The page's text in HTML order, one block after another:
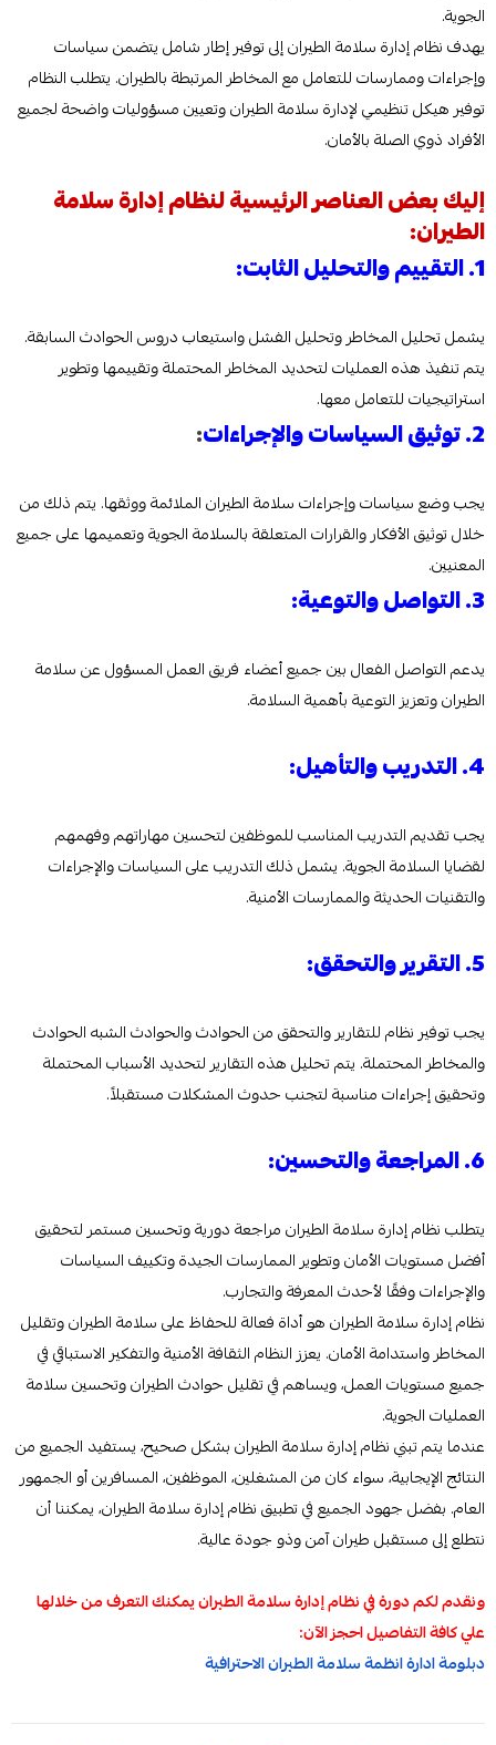
الجوية.
يهدف نظام إدارة سلامة الطيران إلى توفير إطار شامل يتضمن سياسات
وإجراءات وممارسات للتعامل مع المخاطر المرتبطة بالطيران. يتطلب النظام
توفير هيكل تنظيمي لإدارة سلامة الطيران وتعيين مسؤوليات واضحة لجميع
الأفراد ذوي الصلة بالأمان.
إليك بعض العناصر الرئيسية لنظام إدارة سلامة
الطيران:
1. التقييم والتحليل الثابت:
يشمل تحليل المخاطر وتحليل الفشل واستيعاب دروس الحوادث السابقة.
يتم تنفيذ هذه العمليات لتحديد المخاطر المحتملة وتقييمها وتطوير
استراتيجيات للتعامل معها.
2. توثيق السياسات والإجراءات :
يجب وضع سياسات وإجراءات سلامة الطيران الملائمة ووثقها. يتم ذلك من
خلال توثيق الأفكار والقرارات المتعلقة بالسلامة الجوية وتعميمها على جميع
المعنيين.
3. التواصل والتوعية:
يدعم التواصل الفعال بين جميع أعضاء فريق العمل المسؤول عن سلامة
الطيران وتعزيز التوعية بأهمية السلامة.
4. التدريب والتأهيل:
يجب تقديم التدريب المناسب للموظفين لتحسين مهاراتهم وفهمهم
لقضايا السلامة الجوية. يشمل ذلك التدريب على السياسات والإجراءات
والتقنيات الحديثة والممارسات الأمنية.
5. التقرير والتحقق:
يجب توفير نظام للتقارير والتحقق من الحوادث والحوادث الشبه الحوادث
والمخاطر المحتملة. يتم تحليل هذه التقارير لتحديد الأسباب المحتملة
وتحقيق إجراءات مناسبة لتجنب حدوث المشكلات مستقبلاً.
6. المراجعة والتحسين:
يتطلب نظام إدارة سلامة الطيران مراجعة دورية وتحسين مستمر لتحقيق
أفضل مستويات الأمان وتطوير الممارسات الجيدة وتكييف السياسات
والإجراءات وفقًا لأحدث المعرفة والتجارب.
نظام إدارة سلامة الطيران هو أداة فعالة للحفاظ على سلامة الطيران وتقليل
المخاطر واستدامة الأمان. يعزز النظام الثقافة الأمنية والتفكير الاستباقي في
جميع مستويات العمل، ويساهم في تقليل حوادث الطيران وتحسين سلامة
العمليات الجوية.
عندما يتم تبني نظام إدارة سلامة الطيران بشكل صحيح، يستفيد الجميع من
النتائج الإيجابية، سواء كان من المشغلين، الموظفين، المسافرين أو الجمهور
العام. بفضل جهود الجميع في تطبيق نظام إدارة سلامة الطيران، يمكننا أن
نتطلع إلى مستقبل طيران آمن وذو جودة عالية.
ونقدم لكم دورة في نظام إدارة سلامة الطيران يمكنك التعرف من خلالها
علي كافة التفاصيل احجز الآن:
دبلومة ادارة انظمة سلامة الطيران الاحترافية